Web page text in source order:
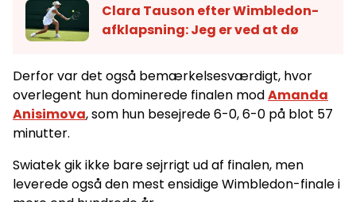
Clara Tauson efter Wimbledon-
afklapsning: Jeg er ved at dø
Derfor var det også bemærkelsesværdigt, hvor
overlegent hun dominerede finalen modAmanda
Anisimova, som hun besejrede 6-0, 6-0 på blot 57
minutter.
Swiatek gik ikke bare sejrrigt ud af finalen, men
leverede også den mest ensidige Wimbledon-finale i